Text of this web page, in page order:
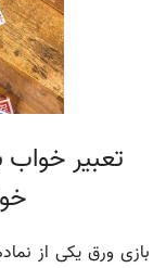
تعبیر خواب
بازی ورق یکی از